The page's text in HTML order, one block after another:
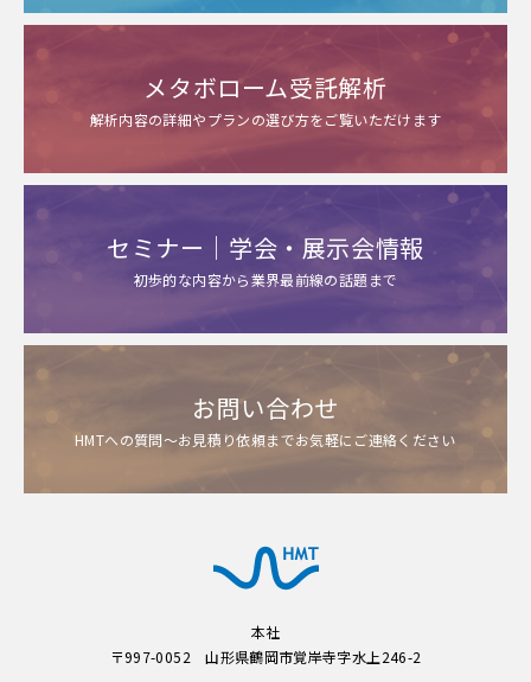
メタボローム受託解析
解析内容の詳細やプランの選び方をご覧いただけます
セミナー｜学会・展示会情報
初歩的な内容から業界最前線の話題まで
お問い合わせ
HMTへの質問～お見積り依頼までお気軽にご連絡ください
本社
〒997-0052 山形県鶴岡市覚岸寺字水上246-2